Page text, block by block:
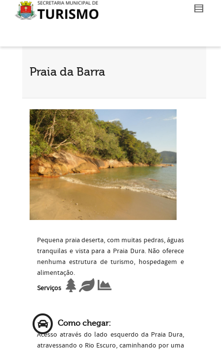
Praia da Barra
Pequena praia deserta, com muitas pedras, águas
tranquilas e vista para a Praia Dura. Não oferece
nenhuma estrutura de turismo, hospedagem e
alimentação.
Serviços
Como chegar:
Acesso através do lado esquerdo da Praia Dura,
atravessando o Rio Escuro, caminhando por uma